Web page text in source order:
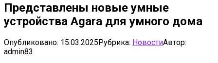
Представлены новые умные
устройства Agara для умного дома
Опубликовано: 15.03.2025Рубрика: НовостиАвтор:
admin83